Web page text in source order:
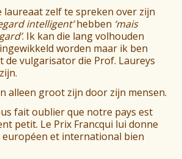
laureaat zelf te spreken over zijn
intelligent’hebben ‘mais
. Ik kan die lang volhouden
worden maar ik ben
de vulgarisator die Prof. Laureys
alleen groot zijn door zijn mensen.
fait oublier que notre pays est
petit. Le Prix Francqui lui donne
et international bien